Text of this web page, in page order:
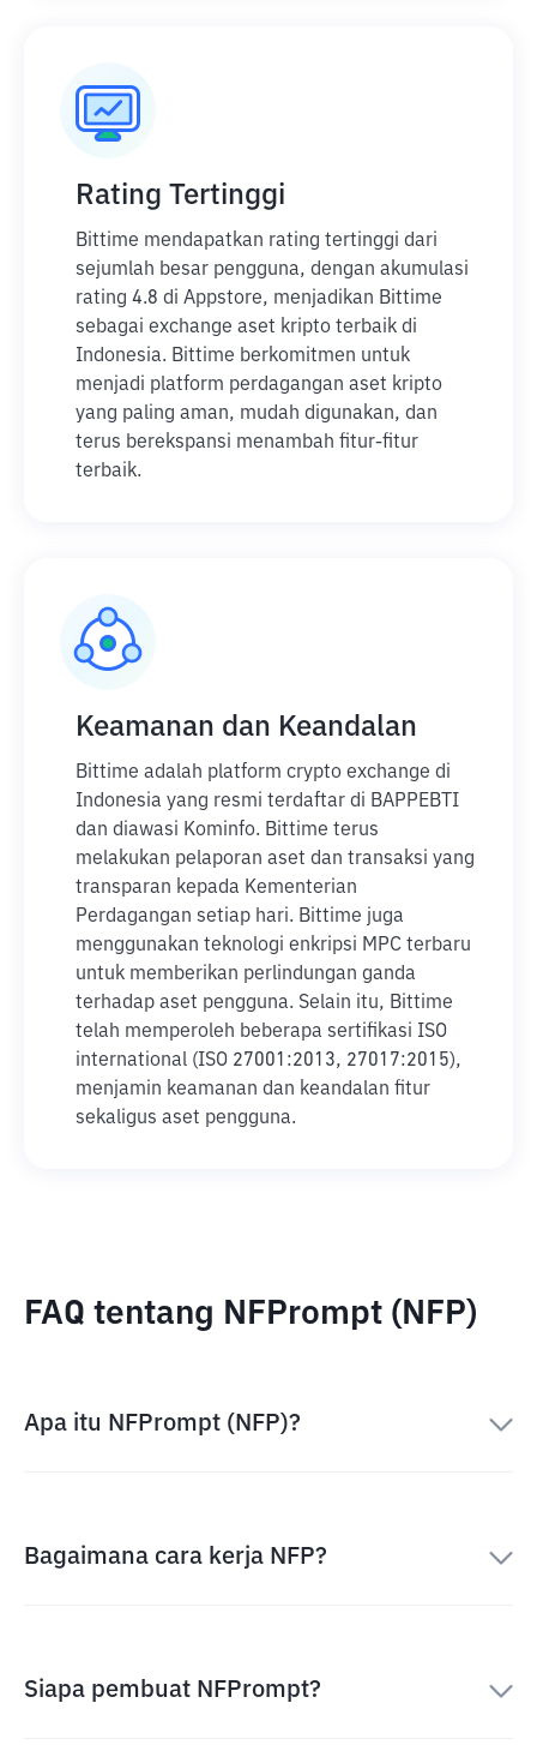
Rating Tertinggi
Bittime mendapatkan rating tertinggi dari
sejumlah besar pengguna, dengan akumulasi
rating 4.8 di Appstore, menjadikan Bittime
sebagai exchange aset kripto terbaik di
Indonesia. Bittime berkomitmen untuk
menjadi platform perdagangan aset kripto
yang paling aman, mudah digunakan, dan
terus berekspansi menambah fitur-fitur
terbaik.
Keamanan dan Keandalan
Bittime adalah platform crypto exchange di
Indonesia yang resmi terdaftar di BAPPEBTI
dan diawasi Kominfo. Bittime terus
melakukan pelaporan aset dan transaksi yang
transparan kepada Kementerian
Perdagangan setiap hari. Bittime juga
menggunakan teknologi enkripsi MPC terbaru
untuk memberikan perlindungan ganda
terhadap aset pengguna. Selain itu, Bittime
telah memperoleh beberapa sertifikasi ISO
international (ISO 27001:2013, 27017:2015),
menjamin keamanan dan keandalan fitur
sekaligus aset pengguna.
FAQ tentang NFPrompt (NFP)
Apa itu NFPrompt (NFP)?
Bagaimana cara kerja NFP?
Siapa pembuat NFPrompt?